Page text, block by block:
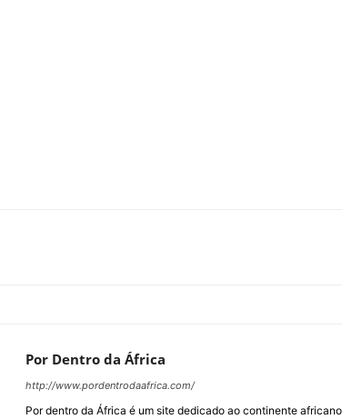
Por Dentro da África
http://www.pordentrodaafrica.com/
Por dentro da África é um site dedicado ao continente